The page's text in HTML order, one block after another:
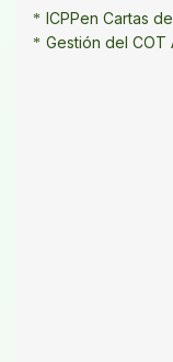
ICPPen Cartas
Gestión del COT